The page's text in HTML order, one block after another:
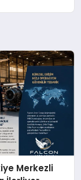
Merkezli